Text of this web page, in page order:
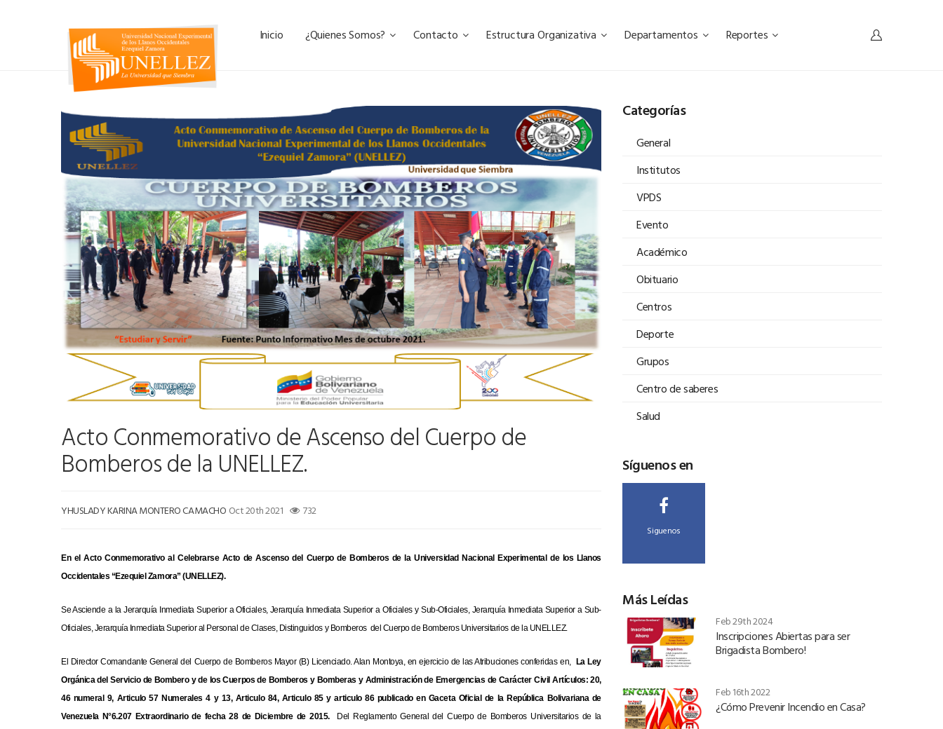
Inicio ¿Quienes Somos? Contacto Estructura Organizativa Departamentos Reportes
Acto Conmemorativo de Ascenso del Cuerpo de
Bomberos de la UNELLEZ.
YHUSLADY KARINA MONTERO CAMACHO Oct 20th 2021 732
En el Acto Conmemorativo al Celebrarse Acto de Ascenso del Cuerpo de Bomberos de la Universidad Nacional Experimental de los Llanos
Occidentales “Ezequiel Zamora” (UNELLEZ).
Se Asciende a la Jerarquía Inmediata Superior a Oficiales, Jerarquía Inmediata Superior a Oficiales y Sub-Oficiales, Jerarquía Inmediata Superior a Sub-
Oficiales, Jerarquía Inmediata Superior al Personal de Clases, Distinguidos y Bomberos del Cuerpo de Bomberos Universitarios de la UNELLEZ.
El Director Comandante General del Cuerpo de Bomberos Mayor (B) Licenciado. Alan Montoya, en ejercicio de las Atribuciones conferidas en,La Ley
Orgánica del Servicio de Bombero y de los Cuerpos de Bomberos y Bomberas y Administración de Emergencias de Carácter Civil Artículos: 20,
46 numeral 9, Articulo 57 Numerales 4 y 13, Articulo 84, Articulo 85 y articulo 86 publicado en Gaceta Oficial de la República Bolivariana de
Venezuela N°6.207 Extraordinario de fecha 28 de Diciembre de 2015.Del Reglamento General del Cuerpo de Bomberos Universitarios de la
Categorías
General
Institutos
VPDS
Evento
Académico
Obituario
Centros
Deporte
Grupos
Centro de saberes
Salud
Síguenos en
Siguenos
Más Leídas
Feb 29th 2024
Inscripciones Abiertas para ser
Brigadista Bombero!
Feb 16th 2022
¿Cómo Prevenir Incendio en Casa?